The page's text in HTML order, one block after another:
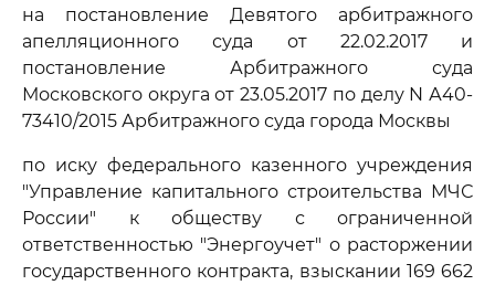
на постановление Девятого арбитражного
апелляционного суда от 22.02.2017 и
постановление Арбитражного суда
Московского округа от 23.05.2017 по делу N А40-
73410/2015 Арбитражного суда города Москвы
по иску федерального казенного учреждения
"Управление капитального строительства МЧС
России" к обществу с ограниченной
ответственностью "Энергоучет" о расторжении
государственного контракта, взыскании 169 662